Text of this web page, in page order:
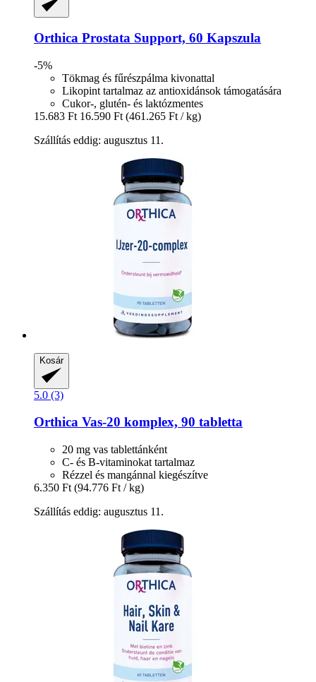
Orthica Prostata Support, 60 Kapszula
-5%
Tökmag és fűrészpálma kivonattal
Likopint tartalmaz az antioxidánsok támogatására
Cukor-, glutén- és laktózmentes
15.683 Ft 16.590 Ft (461.265 Ft / kg)
Szállítás eddig: augusztus 11.
Kosár
5.0 (3)
Orthica Vas-​20 komplex, 90 tabletta
20 mg vas tablettánként
C- és B-vitaminokat tartalmaz
Rézzel és mangánnal kiegészítve
6.350 Ft (94.776 Ft / kg)
Szállítás eddig: augusztus 11.